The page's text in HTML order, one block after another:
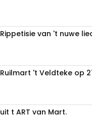
Rippetisie van 't nuwe
Ruilmart 't Veldteke op
uit t ART van Mart.